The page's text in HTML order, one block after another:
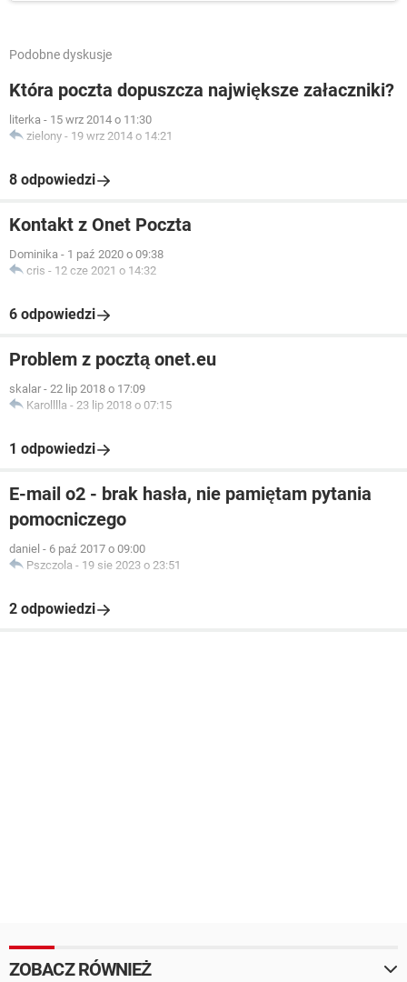
Podobne dyskusje
Która poczta dopuszcza największe załaczniki?
literka - 15 wrz 2014 o 11:30
zielony - 19 wrz 2014 o 14:21
8 odpowiedzi
Kontakt z Onet Poczta
Dominika - 1 paź 2020 o 09:38
cris - 12 cze 2021 o 14:32
6 odpowiedzi
Problem z pocztą onet.eu
skalar - 22 lip 2018 o 17:09
Karolllla - 23 lip 2018 o 07:15
1 odpowiedzi
E-mail o2 - brak hasła, nie pamiętam pytania
pomocniczego
daniel - 6 paź 2017 o 09:00
Pszczola - 19 sie 2023 o 23:51
2 odpowiedzi
ZOBACZ RÓWNIEŻ